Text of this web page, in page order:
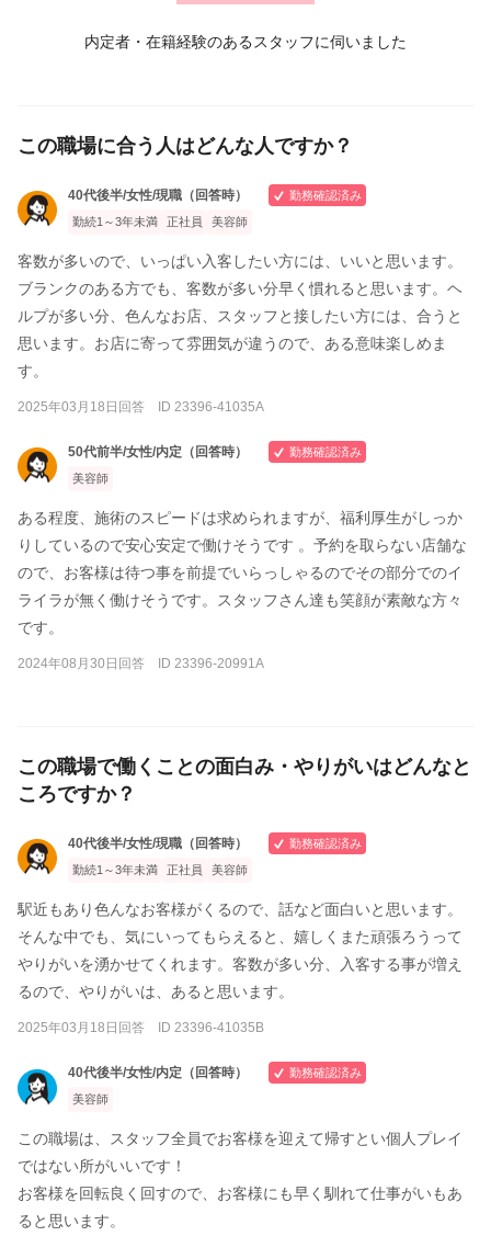
内定者・在籍経験のあるスタッフに伺いました
この職場に合う人はどんな人ですか？
40代後半/女性/現職（回答時）
勤務確認済み
勤続1～3年未満
正社員 美容師
客数が多いので、いっぱい入客したい方には、いいと思います。
ブランクのある方でも、客数が多い分早く慣れると思います。ヘ
ルプが多い分、色んなお店、スタッフと接したい方には、合うと
思います。お店に寄って雰囲気が違うので、ある意味楽しめま
す。
2025年03月18日回答 ID 23396-41035A
50代前半/女性/内定（回答時）
勤務確認済み
美容師
ある程度、施術のスピードは求められますが、福利厚生がしっか
りしているので安心安定で働けそうです 。予約を取らない店舗な
ので、お客様は待つ事を前提でいらっしゃるのでその部分でのイ
ライラが無く働けそうです。スタッフさん達も笑顔が素敵な方々
です。
2024年08月30日回答 ID 23396-20991A
この職場で働くことの面白み・やりがいはどんなと
ころですか？
40代後半/女性/現職（回答時）
勤務確認済み
勤続1～3年未満
正社員 美容師
駅近もあり色んなお客様がくるので、話など面白いと思います。
そんな中でも、気にいってもらえると、嬉しくまた頑張ろうって
やりがいを湧かせてくれます。客数が多い分、入客する事が増え
るので、やりがいは、あると思います。
2025年03月18日回答 ID 23396-41035B
40代後半/女性/内定（回答時）
勤務確認済み
美容師
この職場は、スタッフ全員でお客様を迎えて帰すとい個人プレイ
ではない所がいいです！
お客様を回転良く回すので、お客様にも早く馴れて仕事がいもあ
ると思います。